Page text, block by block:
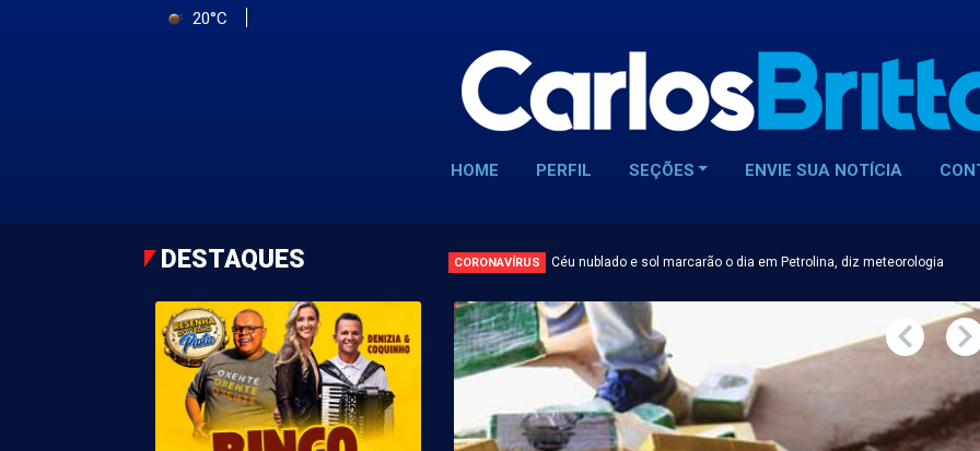
20°C
HOME PERFIL SEÇÕES ENVIE SUA NOTÍCIA
DESTAQUES CORONAVÍRUS Céu nublado e sol marcarão o dia em Petrolina, diz meteorologia